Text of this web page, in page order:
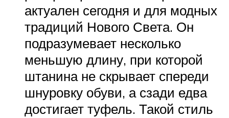
актуален сегодня и для модных
традиций Нового Света. Он
подразумевает несколько
меньшую длину, при которой
штанина не скрывает спереди
шнуровку обуви, а сзади едва
достигает туфель. Такой стиль